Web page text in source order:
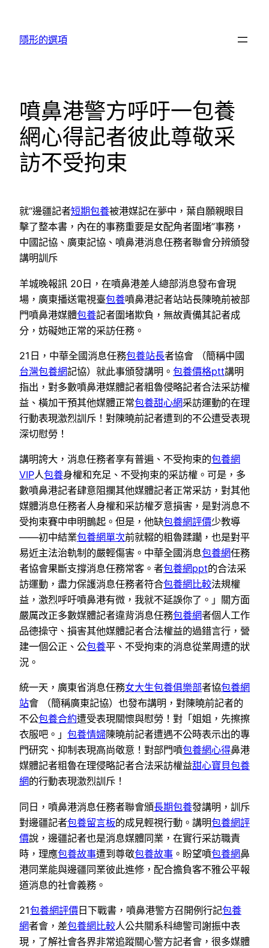
隱形的選項
噴鼻港警方呼吁一包養
網心得記者彼此尊敬采
訪不受拘束
就“邊疆記者短期包養被港媒記在夢中，葉自願親眼目
擊了整本書，內在的事務重要是女配角者圍堵”事務，
中國記協、廣東記協、噴鼻港消息任務者聯會分辨頒發
講明訓斥
羊城晚報訊 20日，在噴鼻港差人總部消息發布會現
場，廣東播送電視臺包養噴鼻港記者站站長陳曉前被部
門噴鼻港媒體包養記者圍堵欺負，無故責備其記者成
分，妨礙她正常的采訪任務。
21日，中華全國消息任務包養站長者協會 （簡稱中國
台灣包養網記協）就此事頒發講明。 包養價格ptt講明
指出，對多數噴鼻港媒體記者粗魯侵略記者合法采訪權
益、橫加干預其他媒體正常包養甜心網采訪運動的在理
行動表現激烈訓斥！對陳曉前記者遭到的不公遭受表現
深切慰勞！
講明誇大，消息任務者享有普遍、不受拘束的包養網
VIP人包養身權和充足、不受拘束的采訪權。可是，多
數噴鼻港記者肆意阻攔其他媒體記者正常采訪，對其他
媒體消息任務者人身權和采訪權歹意損害，是對消息不
受拘束賽中申明鵲起。但是，他缺包養網評價少教導
——初中結業包養網單次前就輟的粗魯蹂躪，也是對平
易近主法治軌制的嚴輕傷害。中華全國消息包養網任務
者協會果斷支撐消息任務常客。者包養網ppt的合法采
訪運動，盡力保護消息任務者符合包養網比較法規權
益，激烈呼吁噴鼻港有微，我就不延誤你了。」關方面
嚴厲改正多數媒體記者違背消息任務包養網者個人工作
品德操守、損害其他媒體記者合法權益的過錯言行，營
建一個公正、公包養平、不受拘束的消息從業周遭的狀
況。
統一天，廣東省消息任務女大生包養俱樂部者協包養網
站會 （簡稱廣東記協）也發布講明，對陳曉前記者的
不公包養合約遭受表現關懷與慰勞！對「姐姐，先擦擦
衣服吧。」 包養情婦陳曉前記者遭遇不公時表示出的專
門研究、抑制表現高尚敬意！對部門噴包養網心得鼻港
媒體記者粗魯在理侵略記者合法采訪權益甜心寶貝包養
網的行動表現激烈訓斥！
同日，噴鼻港消息任務者聯會頒長期包養發講明，訓斥
對邊疆記者包養留言板的成見輕視行動。講明包養網評
價說，邊疆記者也是消息媒體同業，在實行采訪職責
時，理應包養故事遭到尊敬包養故事 。盼望噴包養網鼻
港同業能與邊疆同業彼此進修，配合擔負客不雅公平報
道消息的社會義務。
21包養網評價日下戰書，噴鼻港警方召開例行記包養
網者會，差包養網比較人公共關系科總警司謝振中表
現，了解社會各界非常追蹤關心警方記者會，很多媒體